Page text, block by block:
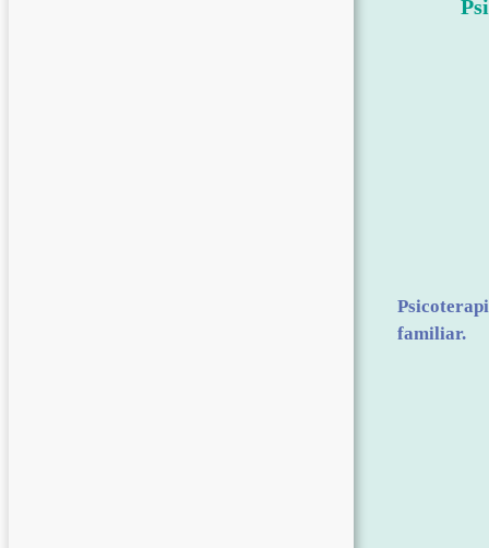
familiar.